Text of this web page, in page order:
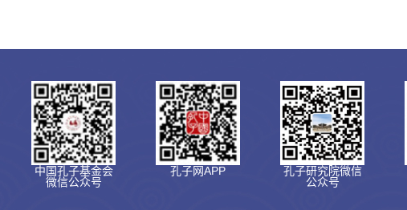
中国孔子基金会
微信公众号
孔子网APP
孔子研究院微信
公众号